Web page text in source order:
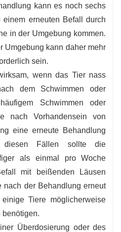
kann es noch sechs
erneuten Befall durch
in der Umgebung kommen.
Umgebung kann daher mehr
sein.
wenn das Tier nass
dem Schwimmen oder
Schwimmen oder
nach Vorhandensein von
eine erneute Behandlung
diesen Fällen sollte die
als einmal pro Woche
mit beißenden Läusen
nach der Behandlung erneut
Tiere möglicherweise
Überdosierung oder des